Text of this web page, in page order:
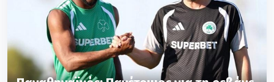
Παναθηναϊκός: Πανέτοιμος για τη ρεβάνς
με ΤΣΣΚΑ 1948 ο Λιβάι Γκαρσία